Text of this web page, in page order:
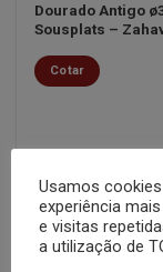
Dourado Antigo
Sousplats –
Cotar
Usamos
experiência
e visitas
a utilização de